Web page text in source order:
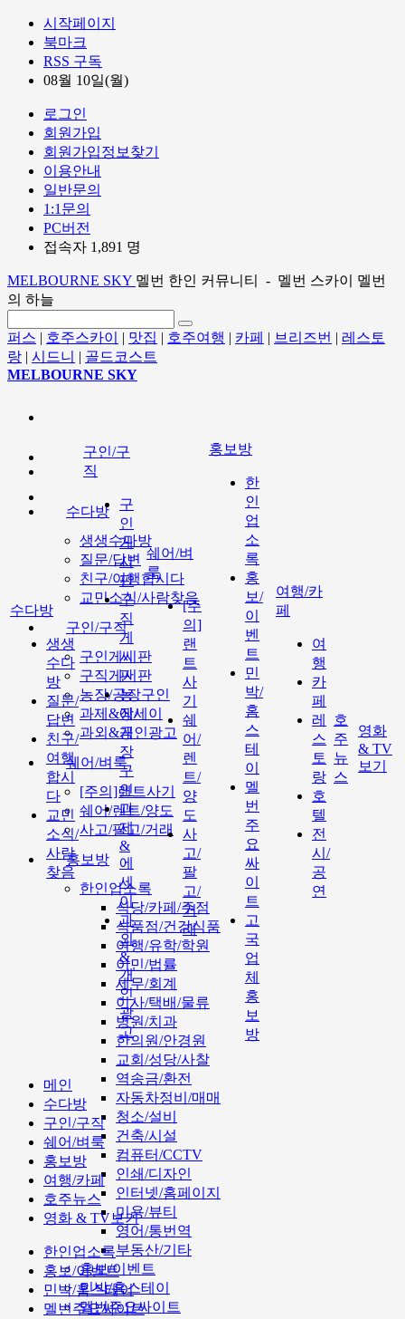
시작페이지
북마크
RSS 구독
08월 10일(월)
로그인
회원가입
회원가입정보찾기
이용안내
일반문의
1:1문의
PC버전
접속자 1,891 명
MELBOURNE SKY 멜번 한인 커뮤니티 - 멜번 스카이 멜번
의 하늘
퍼스 | 호주스카이 | 맛집 | 호주여행 | 카페 | 브리즈번 | 레스토
랑 | 시드니 | 골드코스트
MELBOURNE SKY
수다방
생생수다방
질문/답변
친구/여행합시다
교민소식/사람찾음
구인/구직
구인게시판
구직게시판
농장/공장구인
과제&에세이
과외&개인광고
쉐어/벼룩
[주의]랜트사기
쉐어/렌트/양도
사고/팔고/거래
홍보방
한인업소록
식당/카페/주점
식품점/건강식품
여행/유학/학원
이민/법률
세무/회계
이사/택배/물류
병원/치과
한의원/안경원
교회/성당/사찰
역송금/환전
자동차정비/매매
청소/설비
건축/시설
컴퓨터/CCTV
인쇄/디자인
인터넷/홈페이지
미용/뷰티
영어/통번역
부동산/기타
홍보/이벤트
민박/홈스테이
멜번주요싸이트
수다방
생생
수다
방
질문/
답변
친구/
여행
합시
다
교민
소식/
사람
찾음
구인/구
직
구
인
게
시
판
구
직
게
시
판
농
장/
공
장
구
인
과
제
&
에
세
이
과
외
&
개
인
광
고
쉐어/벼
룩
[주
의]
랜
트
사
기
쉐
어/
렌
트/
양
도
사
고/
팔
고/
거
래
홍보방
한
인
업
소
록
홍
보/
이
벤
트
민
박/
홈
스
테
이
멜
번
주
요
싸
이
트
고
국
업
체
홍
보
방
여행/카
페
여
행
카
페
레
스
토
랑
호
텔
전
시/
공
연
호
주
뉴
스
영화
& TV
보기
메인
수다방
구인/구직
쉐어/벼룩
홍보방
여행/카페
호주뉴스
영화 & TV보기
한인업소록
홍보/이벤트
민박/홈스테이
멜번주요싸이트